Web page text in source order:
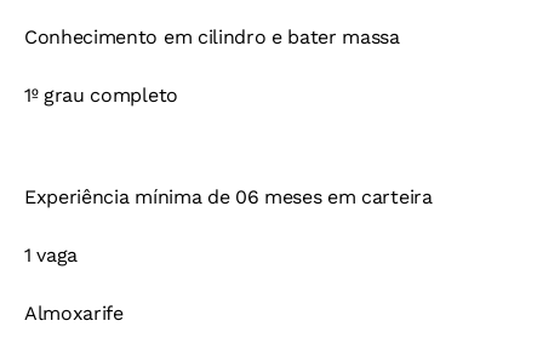
Conhecimento em cilindro e bater massa
1º grau completo
Experiência mínima de 06 meses em carteira
1 vaga
Almoxarife